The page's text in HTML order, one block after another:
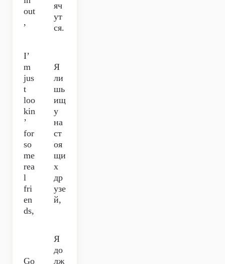
out
,
яч
ут
ся.
I’
m
jus
t
loo
kin
’
for
so
me
rea
l
fri
en
ds,
Я
ли
шь
ищ
у
на
ст
оя
щи
х
др
узе
й,
Go
Я
до
лж